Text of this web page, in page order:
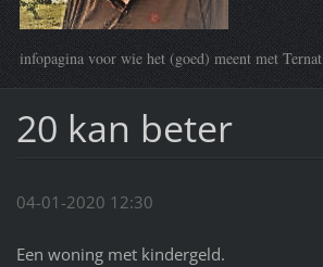
infopagina voor wie het (goed) meent met Ternat
20 kan beter
04-01-2020 12:30
Een woning met kindergeld.